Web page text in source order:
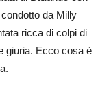
da Milly
ricca di colpi di
giuria. Ecco cosa è